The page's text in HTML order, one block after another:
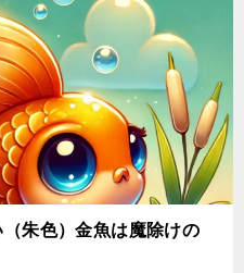
朱色）金魚は魔除けの